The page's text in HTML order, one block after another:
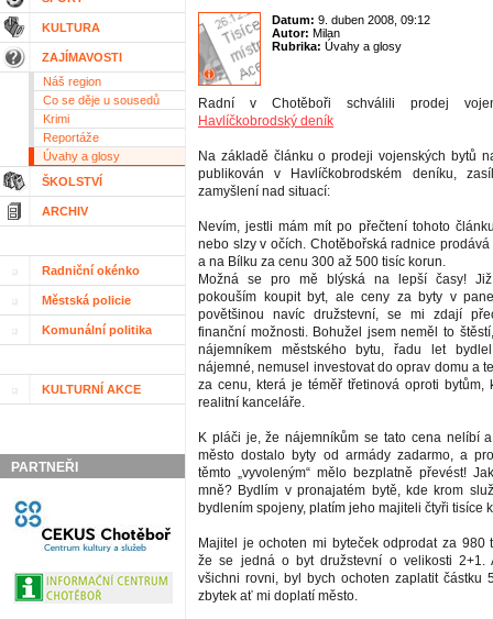
KULTURA
ZAJÍMAVOSTI
Náš region
Co se děje u sousedů
Krimi
Reportáže
Úvahy a glosy
ŠKOLSTVÍ
ARCHIV
Radniční okénko
Městská policie
Komunální politika
KULTURNÍ AKCE
PARTNEŘI
Datum: 9. duben 2008, 09:12
Autor: Milan
Rubrika: Úvahy a glosy
Radní v Chotěboři schválili prodej
Havlíčkobrodský deník
Na základě článku o prodeji vojenských bytů
publikován v Havlíčkobrodském deníku,
zamyšlení nad situací:
Nevím, jestli mám mít po přečtení tohoto
nebo slzy v očích. Chotěbořská radnice
a na Bílku za cenu 300 až 500 tisíc korun.
Možná se pro mě blýská na lepší časy!
pokouším koupit byt, ale ceny za byty v
povětšinou navíc družstevní, se mi zdají
finanční možnosti. Bohužel jsem neměl to
nájemníkem městského bytu, řadu let
nájemné, nemusel investovat do oprav domu a
za cenu, která je téměř třetinová oproti bytům,
realitní kanceláře.
K pláči je, že nájemníkům se tato cena nelíbí
město dostalo byty od armády zadarmo, a
těmto „vyvoleným“ mělo bezplatně převést!
mně? Bydlím v pronajatém bytě, kde krom
bydlením spojeny, platím jeho majiteli čtyři tisíce
Majitel je ochoten mi byteček odprodat za 980
že se jedná o byt družstevní o velikosti 2+1.
všichni rovni, byl bych ochoten zaplatit částku
zbytek ať mi doplatí město.